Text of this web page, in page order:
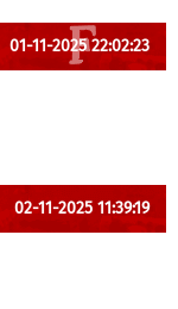
01-11-2025 22:02:23
02-11-2025 11:39:19